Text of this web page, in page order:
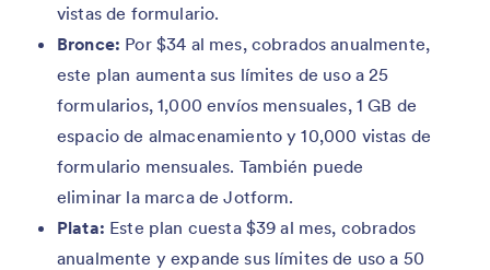
vistas de formulario.
Bronce: Por $34 al mes, cobrados anualmente,
este plan aumenta sus límites de uso a 25
formularios, 1,000 envíos mensuales, 1 GB de
espacio de almacenamiento y 10,000 vistas de
formulario mensuales. También puede
eliminar la marca de Jotform.
Plata: Este plan cuesta $39 al mes, cobrados
anualmente y expande sus límites de uso a 50